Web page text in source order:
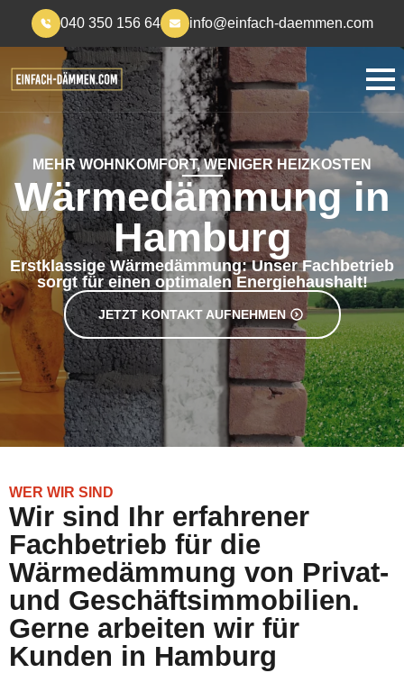
040 350 156 64 info@einfach-daemmen.com
MEHR WOHNKOMFORT, WENIGER HEIZKOSTEN
Wärmedämmung in
Hamburg
Erstklassige Wärmedämmung: Unser Fachbetrieb
sorgt für einen optimalen Energiehaushalt!
JETZT KONTAKT AUFNEHMEN
WER WIR SIND
Wir sind Ihr erfahrener
Fachbetrieb für die
Wärmedämmung von Privat-
und Geschäftsimmobilien.
Gerne arbeiten wir für
Kunden in Hamburg